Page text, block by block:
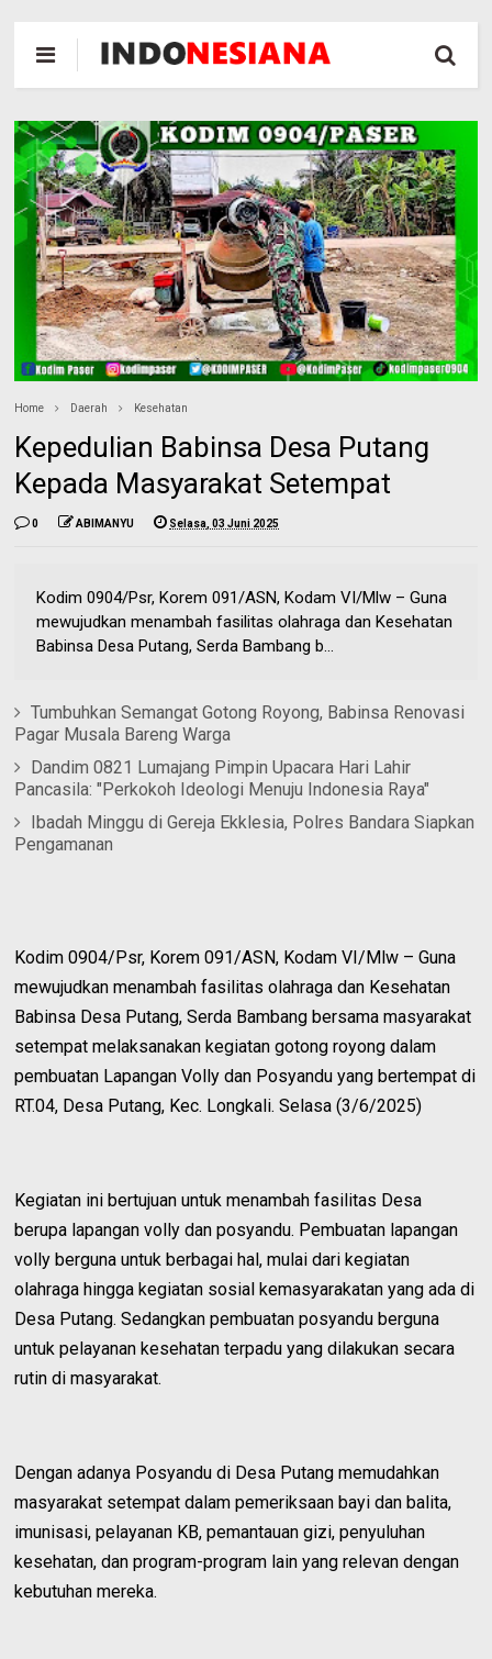
Home Daerah Kesehatan
Kepedulian Babinsa Desa Putang
Kepada Masyarakat Setempat
0 ABIMANYU Selasa, 03 Juni 2025
Kodim 0904/Psr, Korem 091/ASN, Kodam VI/Mlw – Guna
mewujudkan menambah fasilitas olahraga dan Kesehatan
Babinsa Desa Putang, Serda Bambang b...
Tumbuhkan Semangat Gotong Royong, Babinsa Renovasi
Pagar Musala Bareng Warga
Dandim 0821 Lumajang Pimpin Upacara Hari Lahir
Pancasila: "Perkokoh Ideologi Menuju Indonesia Raya"
Ibadah Minggu di Gereja Ekklesia, Polres Bandara Siapkan
Pengamanan
Kodim 0904/Psr, Korem 091/ASN, Kodam VI/Mlw – Guna
mewujudkan menambah fasilitas olahraga dan Kesehatan
Babinsa Desa Putang, Serda Bambang bersama masyarakat
setempat melaksanakan kegiatan gotong royong dalam
pembuatan Lapangan Volly dan Posyandu yang bertempat di
RT.04, Desa Putang, Kec. Longkali. Selasa (3/6/2025)
Kegiatan ini bertujuan untuk menambah fasilitas Desa
berupa lapangan volly dan posyandu. Pembuatan lapangan
volly berguna untuk berbagai hal, mulai dari kegiatan
olahraga hingga kegiatan sosial kemasyarakatan yang ada di
Desa Putang. Sedangkan pembuatan posyandu berguna
untuk pelayanan kesehatan terpadu yang dilakukan secara
rutin di masyarakat.
Dengan adanya Posyandu di Desa Putang memudahkan
masyarakat setempat dalam pemeriksaan bayi dan balita,
imunisasi, pelayanan KB, pemantauan gizi, penyuluhan
kesehatan, dan program-program lain yang relevan dengan
kebutuhan mereka.